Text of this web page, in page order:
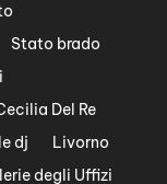
Stato brado
Del Re
dj
Livorno
degli Uffizi